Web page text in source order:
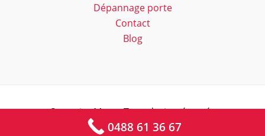
Dépannage porte
Contact
Blog
Serrurier Marc - Tous droits réservés
0488 61 36 67